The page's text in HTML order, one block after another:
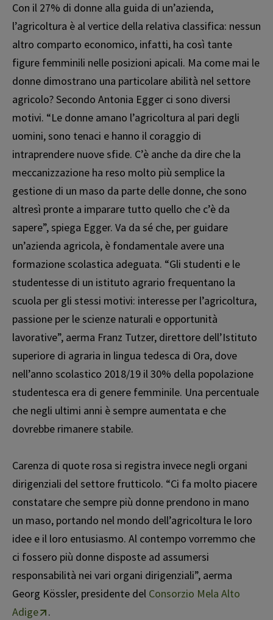
Con il 27% di donne alla guida di un’azienda,
l’agricoltura è al vertice della relativa classifica: nessun
altro comparto economico, infatti, ha così tante
figure femminili nelle posizioni apicali. Ma come mai le
donne dimostrano una particolare abilità nel settore
agricolo? Secondo Antonia Egger ci sono diversi
motivi. “Le donne amano l’agricoltura al pari degli
uomini, sono tenaci e hanno il coraggio di
intraprendere nuove sfide. C’è anche da dire che la
meccanizzazione ha reso molto più semplice la
gestione di un maso da parte delle donne, che sono
altresì pronte a imparare tutto quello che c’è da
sapere”, spiega Egger. Va da sé che, per guidare
un’azienda agricola, è fondamentale avere una
formazione scolastica adeguata. “Gli studenti e le
studentesse di un istituto agrario frequentano la
scuola per gli stessi motivi: interesse per l’agricoltura,
passione per le scienze naturali e opportunità
lavorative”, afferma Franz Tutzer, direttore dell’Istituto
superiore di agraria in lingua tedesca di Ora, dove
nell’anno scolastico 2018/19 il 30% della popolazione
studentesca era di genere femminile. Una percentuale
che negli ultimi anni è sempre aumentata e che
dovrebbe rimanere stabile.
Carenza di quote rosa si registra invece negli organi
dirigenziali del settore frutticolo. “Ci fa molto piacere
constatare che sempre più donne prendono in mano
un maso, portando nel mondo dell’agricoltura le loro
idee e il loro entusiasmo. Al contempo vorremmo che
ci fossero più donne disposte ad assumersi
responsabilità nei vari organi dirigenziali”, afferma
Georg Kössler, presidente del Consorzio Mela Alto
Adige
.